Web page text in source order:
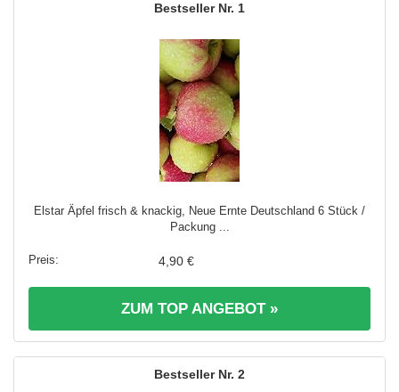
1
Elstar Äpfel frisch & knackig, Neue Ernte Deutschland 6 Stück /
Packung ...
4,90 €
ZUM TOP ANGEBOT »
2